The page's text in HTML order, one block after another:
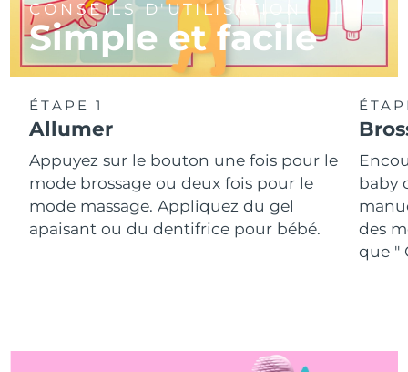
CONSEILS D'UTILISATION
Simple et facile
ÉTAPE 1
Allumer
Appuyez sur le bouton une fois pour le
mode brossage ou deux fois pour le
mode massage. Appliquez du gel
apaisant ou du dentifrice pour bébé.
baby
des
que "